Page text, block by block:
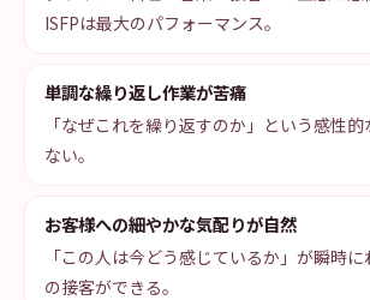
ISFPは最大のパフォーマンス。
単調な繰り返し作業が苦痛
「なぜこれを繰り返すのか」という感性
ない。
お客様への細やかな気配りが自然
「この人は今どう感じているか」が瞬時
の接客ができる。